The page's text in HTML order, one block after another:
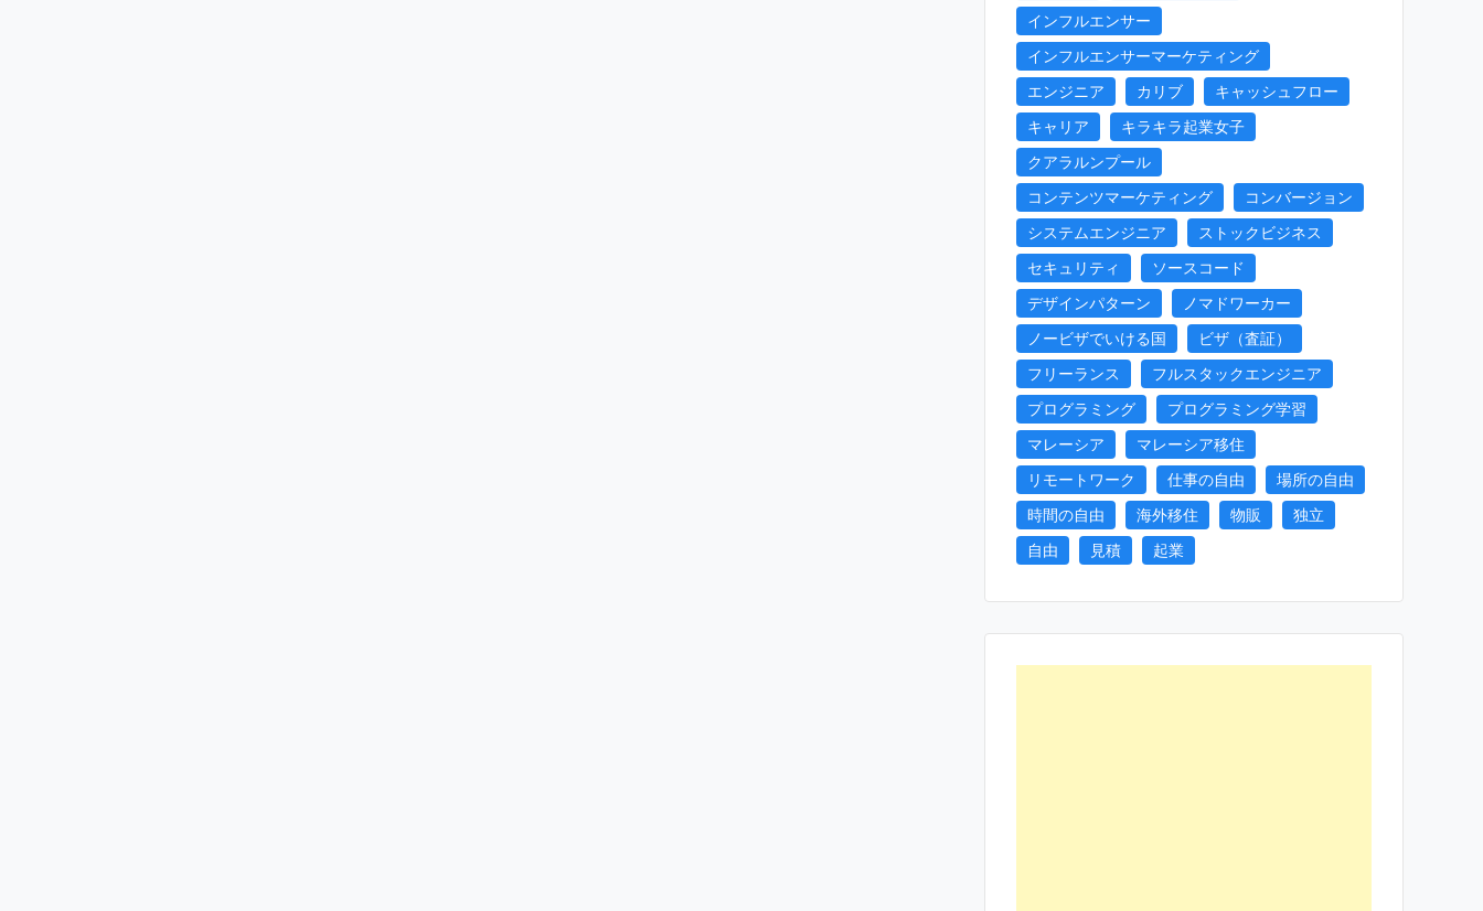
インフルエンサー
インフルエンサーマーケティング
エンジニア
カリブ
キャッシュフロー
キャリア
キラキラ起業女子
クアラルンプール
コンテンツマーケティング
コンバージョン
システムエンジニア
ストックビジネス
セキュリティ
ソースコード
デザインパターン
ノマドワーカー
ノービザでいける国
ビザ（査証）
フリーランス
フルスタックエンジニア
プログラミング
プログラミング学習
マレーシア
マレーシア移住
リモートワーク
仕事の自由
場所の自由
時間の自由
海外移住 物販
独立
自由
見積 起業